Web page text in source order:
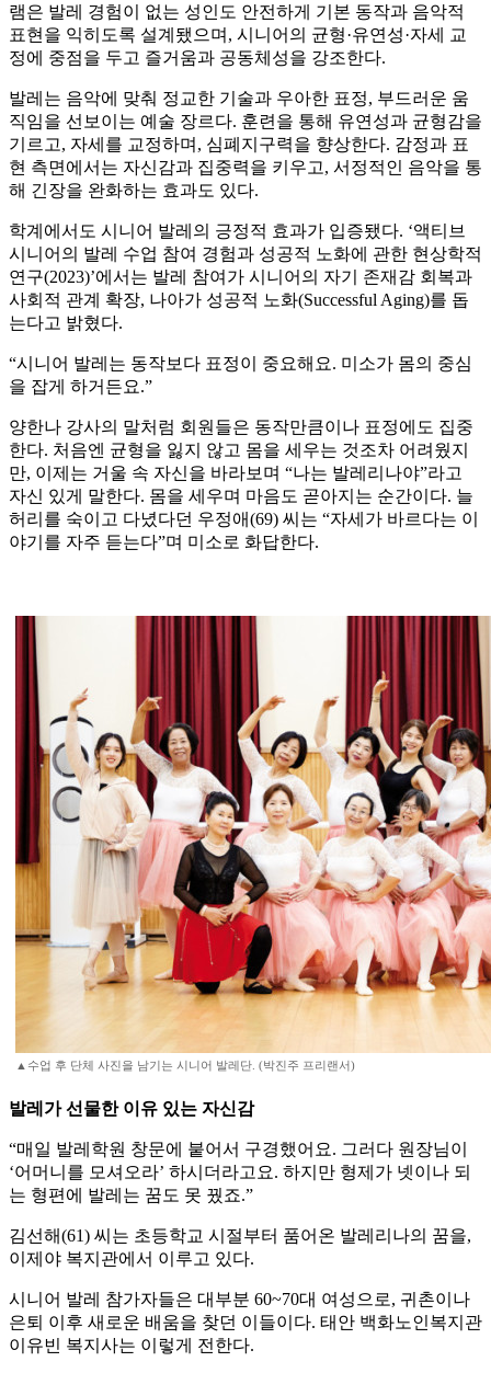
램은 발레 경험이 없는 성인도 안전하게 기본 동작과 음악적
표현을 익히도록 설계됐으며, 시니어의 균형·유연성·자세 교
정에 중점을 두고 즐거움과 공동체성을 강조한다.
발레는 음악에 맞춰 정교한 기술과 우아한 표정, 부드러운 움
직임을 선보이는 예술 장르다. 훈련을 통해 유연성과 균형감을
기르고, 자세를 교정하며, 심폐지구력을 향상한다. 감정과 표
현 측면에서는 자신감과 집중력을 키우고, 서정적인 음악을 통
해 긴장을 완화하는 효과도 있다.
학계에서도 시니어 발레의 긍정적 효과가 입증됐다. ‘액티브
시니어의 발레 수업 참여 경험과 성공적 노화에 관한 현상학적
연구(2023)’에서는 발레 참여가 시니어의 자기 존재감 회복과
사회적 관계 확장, 나아가 성공적 노화(Successful Aging)를 돕
는다고 밝혔다.
“시니어 발레는 동작보다 표정이 중요해요. 미소가 몸의 중심
을 잡게 하거든요.”
양한나 강사의 말처럼 회원들은 동작만큼이나 표정에도 집중
한다. 처음엔 균형을 잃지 않고 몸을 세우는 것조차 어려웠지
만, 이제는 거울 속 자신을 바라보며 “나는 발레리나야”라고
자신 있게 말한다. 몸을 세우며 마음도 곧아지는 순간이다. 늘
허리를 숙이고 다녔다던 우정애(69) 씨는 “자세가 바르다는 이
야기를 자주 듣는다”며 미소로 화답한다.
▲수업 후 단체 사진을 남기는 시니어 발레단. (박진주 프리랜서)
발레가 선물한 이유 있는 자신감
“매일 발레학원 창문에 붙어서 구경했어요. 그러다 원장님이
‘어머니를 모셔오라’ 하시더라고요. 하지만 형제가 넷이나 되
는 형편에 발레는 꿈도 못 꿨죠.”
김선해(61) 씨는 초등학교 시절부터 품어온 발레리나의 꿈을,
이제야 복지관에서 이루고 있다.
시니어 발레 참가자들은 대부분 60~70대 여성으로, 귀촌이나
은퇴 이후 새로운 배움을 찾던 이들이다. 태안 백화노인복지관
이유빈 복지사는 이렇게 전한다.